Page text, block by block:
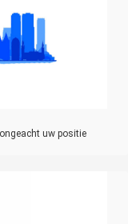
uw positie